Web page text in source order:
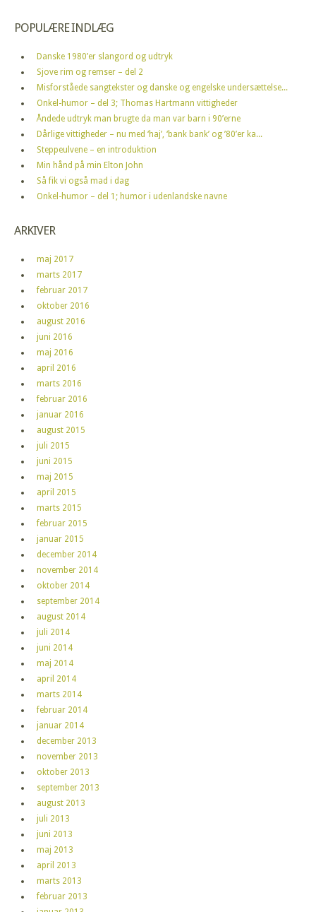
POPULÆRE INDLÆG
Danske 1980’er slangord og udtryk
Sjove rim og remser – del 2
Misforståede sangtekster og danske og engelske undersættelse...
Onkel-humor – del 3; Thomas Hartmann vittigheder
Åndede udtryk man brugte da man var barn i 90’erne
Dårlige vittigheder – nu med ‘haj’, ‘bank bank’ og ’80’er ka...
Steppeulvene – en introduktion
Min hånd på min Elton John
Så fik vi også mad i dag
Onkel-humor – del 1; humor i udenlandske navne
ARKIVER
maj 2017
marts 2017
februar 2017
oktober 2016
august 2016
juni 2016
maj 2016
april 2016
marts 2016
februar 2016
januar 2016
august 2015
juli 2015
juni 2015
maj 2015
april 2015
marts 2015
februar 2015
januar 2015
december 2014
november 2014
oktober 2014
september 2014
august 2014
juli 2014
juni 2014
maj 2014
april 2014
marts 2014
februar 2014
januar 2014
december 2013
november 2013
oktober 2013
september 2013
august 2013
juli 2013
juni 2013
maj 2013
april 2013
marts 2013
februar 2013